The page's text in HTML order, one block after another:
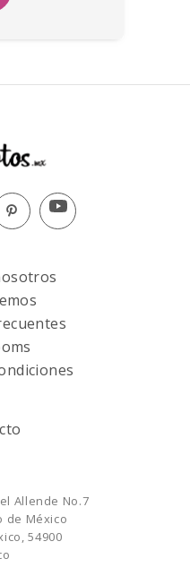
Allende No.7
de México
54900